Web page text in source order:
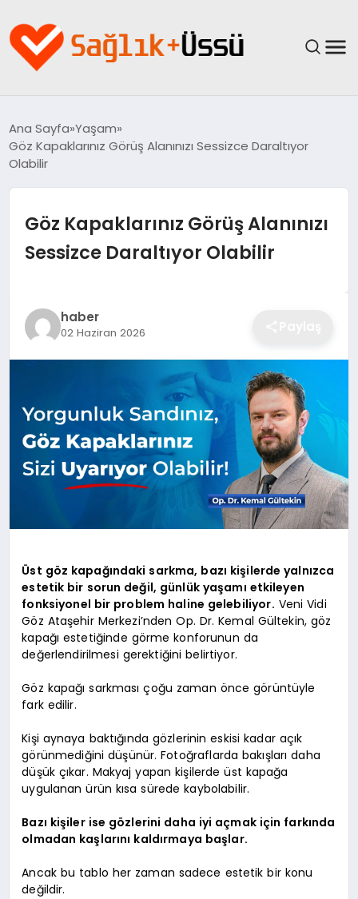
YAŞAM
BESLENME
Ana Sayfa Yaşam
Göz Kapaklarınız Görüş Alanınızı Sessizce Daraltıyor
Olabilir
Göz Kapaklarınız Görüş Alanınızı
Sessizce Daraltıyor Olabilir
haber
02 Haziran 2026
Üst göz kapağındaki sarkma, bazı kişilerde yalnızca
estetik bir sorun değil, günlük yaşamı etkileyen
fonksiyonel bir problem haline gelebiliyor. Veni Vidi
Göz Ataşehir Merkezi’nden Op. Dr. Kemal Gültekin, göz
kapağı estetiğinde görme konforunun da
değerlendirilmesi gerektiğini belirtiyor.
Göz kapağı sarkması çoğu zaman önce görüntüyle
fark edilir.
Kişi aynaya baktığında gözlerinin eskisi kadar açık
görünmediğini düşünür. Fotoğraflarda bakışları daha
düşük çıkar. Makyaj yapan kişilerde üst kapağa
uygulanan ürün kısa sürede kaybolabilir.
Bazı kişiler ise gözlerini daha iyi açmak için farkında
olmadan kaşlarını kaldırmaya başlar.
Ancak bu tablo her zaman sadece estetik bir konu
değildir.